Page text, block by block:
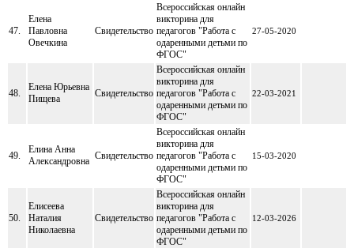
47.
Елена
Павловна
Овечкина
Свидетельство
Всероссийская онлайн
викторина для
педагогов "Работа с
одаренными детьми по
ФГОС"
27-05-2020
48.
Елена Юрьевна
Пищева
Свидетельство
Всероссийская онлайн
викторина для
педагогов "Работа с
одаренными детьми по
ФГОС"
22-03-2021
49.
Елина Анна
Александровна Свидетельство
Всероссийская онлайн
викторина для
педагогов "Работа с
одаренными детьми по
ФГОС"
15-03-2020
50.
Елисеева
Наталия
Николаевна
Свидетельство
Всероссийская онлайн
викторина для
педагогов "Работа с
одаренными детьми по
ФГОС"
12-03-2026